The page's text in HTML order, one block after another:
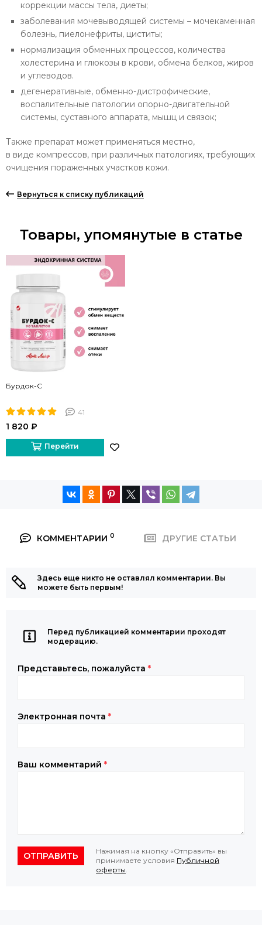
коррекции массы тела, диеты;
заболевания мочевыводящей системы – мочекаменная
болезнь, пиелонефриты, циститы;
нормализация обменных процессов, количества
холестерина и глюкозы в крови, обмена белков, жиров
и углеводов.
дегенеративные, обменно-дистрофические,
воспалительные патологии опорно-двигательной
системы, суставного аппарата, мышц и связок;
Также препарат может применяться местно,
в виде компрессов, при различных патологиях, требующих
очищения пораженных участков кожи.
Вернуться к списку публикаций
Товары, упомянутые в статье
Бурдок-С
41
1 820 ₽
Перейти
КОММЕНТАРИИ 0 ДРУГИЕ СТАТЬИ
Здесь еще никто не оставлял комментарии. Вы
можете быть первым!
Перед публикацией комментарии проходят
модерацию.
Представьтесь, пожалуйста *
Электронная почта *
Ваш комментарий *
ОТПРАВИТЬ
Нажимая на кнопку «Отправить» вы
принимаете условия Публичной
оферты